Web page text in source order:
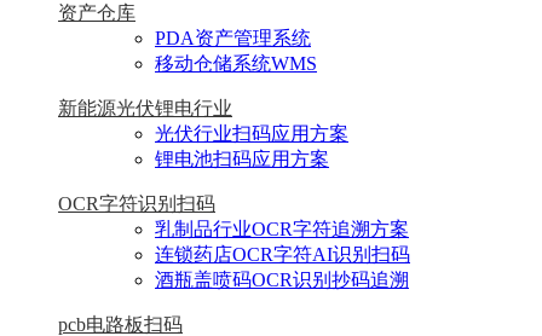
资产仓库
PDA资产管理系统
移动仓储系统WMS
新能源光伏锂电行业
光伏行业扫码应用方案
锂电池扫码应用方案
OCR字符识别扫码
乳制品行业OCR字符追溯方案
连锁药店OCR字符AI识别扫码
酒瓶盖喷码OCR识别抄码追溯
pcb电路板扫码